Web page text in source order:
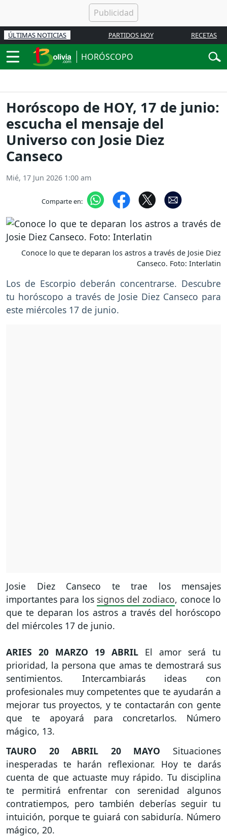
ÚLTIMAS NOTICIAS PARTIDOS HOY RECETAS
HORÓSCOPO
Horóscopo de HOY, 17 de junio:
escucha el mensaje del
Universo con Josie Diez
Canseco
Mié, 17 Jun 2026 1:00 am
Comparte en:
Conoce lo que te deparan los astros a través de Josie Diez
Canseco. Foto: Interlatin
Los de Escorpio deberán concentrarse. Descubre
tu horóscopo a través de Josie Diez Canseco para
este miércoles 17 de junio.
Josie Diez Canseco te trae los mensajes
importantes para los signos del zodiaco, conoce lo
que te deparan los astros a través del horóscopo
del miércoles 17 de junio.
ARIES 20 MARZO 19 ABRIL El amor será tu
prioridad, la persona que amas te demostrará sus
sentimientos. Intercambiarás ideas con
profesionales muy competentes que te ayudarán a
mejorar tus proyectos, y te contactarán con gente
que te apoyará para concretarlos. Número
mágico, 13.
TAURO
20 ABRIL 20 MAYO Situaciones
inesperadas te harán reflexionar. Hoy te darás
cuenta de que actuaste muy rápido. Tu disciplina
te permitirá enfrentar con serenidad algunos
contratiempos, pero también deberías seguir tu
intuición, porque te guiará con sabiduría. Número
mágico, 20.